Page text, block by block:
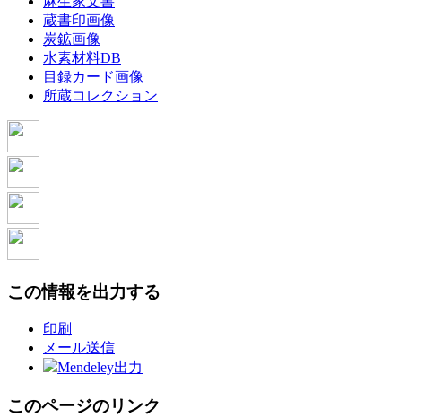
蔵書印画像
炭鉱画像
水素材料DB
目録カード画像
所蔵コレクション
この情報を出力する
印刷
メール送信
Mendeley出力
このページのリンク